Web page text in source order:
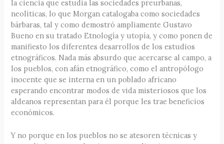
la ciencia que estudia las sociedades preurbanas,
neolíticas, lo que Morgan catalogaba como sociedades
bárbaras, tal y como demostró ampliamente Gustavo
Bueno en su tratado Etnología y utopía, y como ponen de
manifiesto los diferentes desarrollos de los estudios
etnográficos. Nada más absurdo que acercarse al campo, a
los pueblos, con afán etnográfico, como el antropólogo
inocente que se interna en un poblado africano
esperando encontrar modos de vida misteriosos que los
aldeanos representan para él porque les trae beneficios
económicos.
Y no porque en los pueblos no se atesoren técnicas y